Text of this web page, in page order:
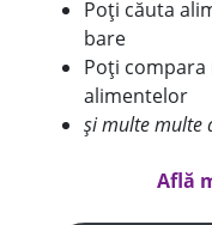
Poți căuta
bare
Poți
alimentelor
și multe multe
Află